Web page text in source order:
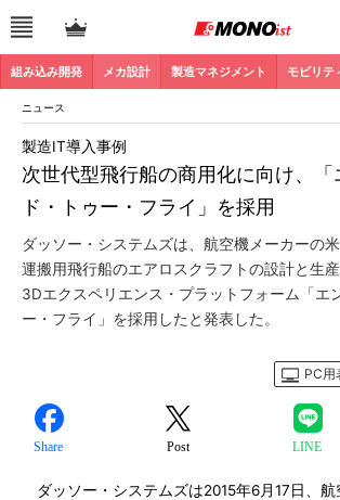
組み込み開発 メカ設計 製造マネジメント モビリテ
ニュース
次世代型飛行船の商用化に向け、「
ド・トゥー・フライ」を採用
製造IT導入事例
ダッソー・システムズは、航空機メーカーの
運搬用飛行船のエアロスクラフトの設計と生
3Dエクスペリエンス・プラットフォーム「エ
ー・フライ」を採用したと発表した。
PC用
Share Post LINE
ダッソー・システムズは2015年6月17日、